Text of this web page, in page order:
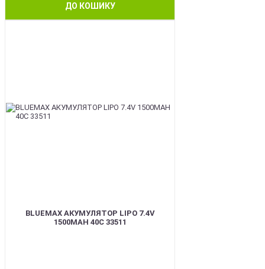
ДО КОШИКУ
BLUEMAX АКУМУЛЯТОР LIPO 7.4V
1500MAH 40C 33511